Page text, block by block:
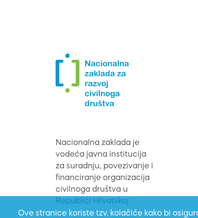
Ove stranice koriste tzv. kolačiće kako bi
Nacionalna zaklada je
vodeća javna institucija
za suradnju, povezivanje i
financiranje organizacija
civilnoga društva u
Republici Hrvatskoj